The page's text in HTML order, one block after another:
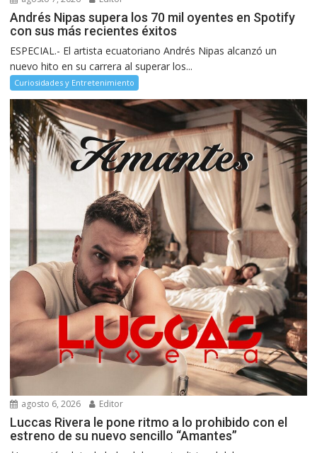
Andrés Nipas supera los 70 mil oyentes en Spotify
con sus más recientes éxitos
ESPECIAL.- El artista ecuatoriano Andrés Nipas alcanzó un
nuevo hito en su carrera al superar los...
Curiosidades y Entretenimiento
agosto 6, 2026 Editor
Luccas Rivera le pone ritmo a lo prohibido con el
estreno de su nuevo sencillo “Amantes”